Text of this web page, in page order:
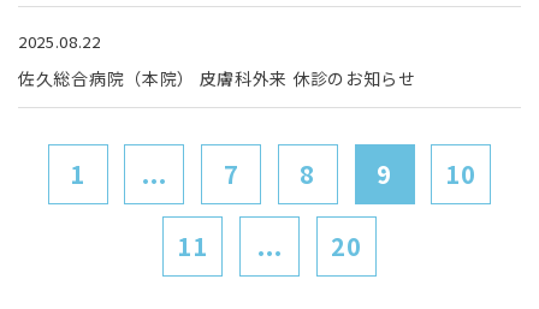
2025.08.22
佐久総合病院（本院） 皮膚科外来 休診のお知らせ
1 ... 7 8 9 10
11 ... 20